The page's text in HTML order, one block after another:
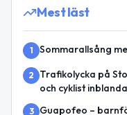
Mest läst
1 Sommarallsång
2
Trafikolycka på
och cyklist
3 Guapofeo –